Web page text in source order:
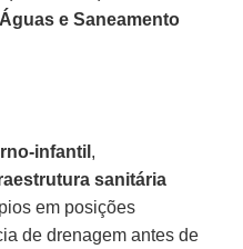
e Saneamento
infantil ,
sanitária
em posições
de drenagem antes de